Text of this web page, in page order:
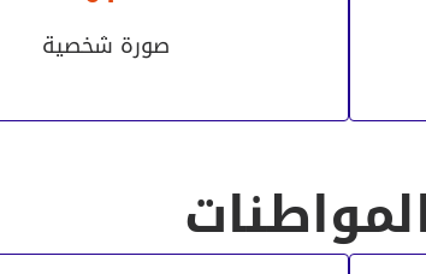
صورة شخصية